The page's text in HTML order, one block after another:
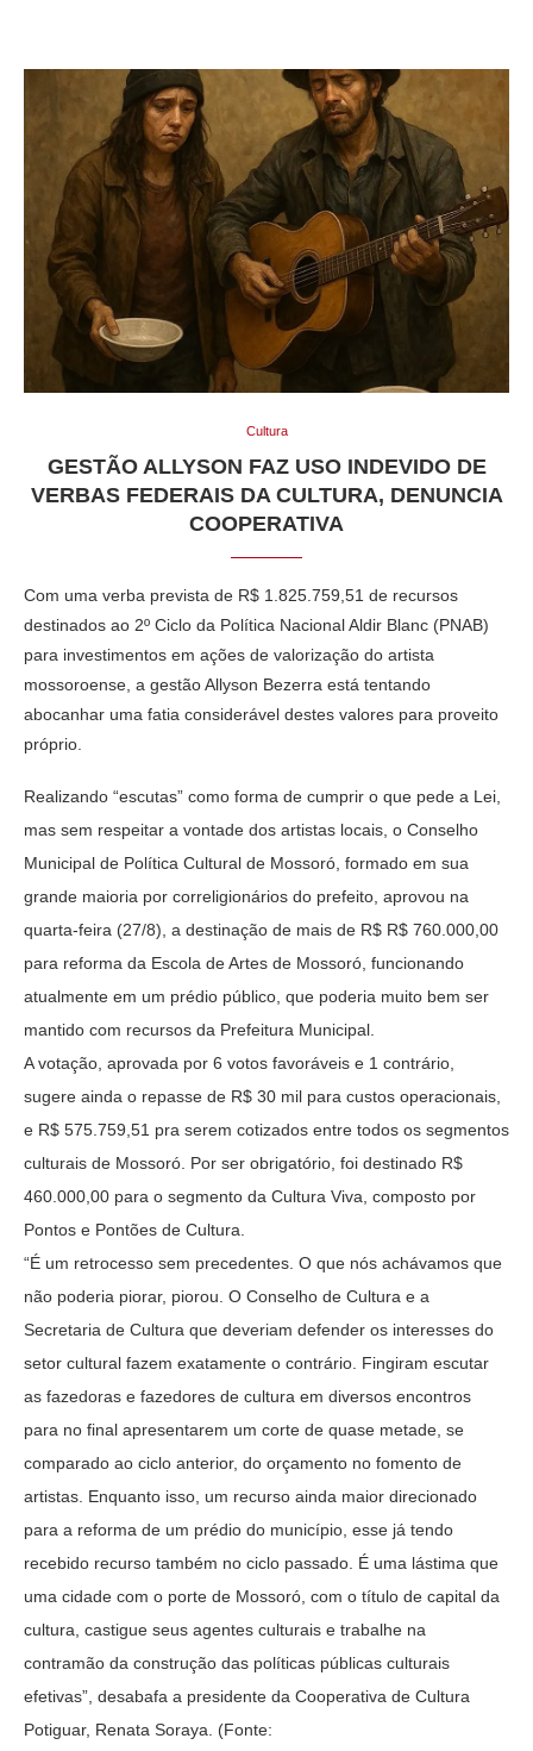
Cultura
GESTÃO ALLYSON FAZ USO INDEVIDO DE
VERBAS FEDERAIS DA CULTURA, DENUNCIA
COOPERATIVA
Com uma verba prevista de R$ 1.825.759,51 de recursos
destinados ao 2º Ciclo da Política Nacional Aldir Blanc (PNAB)
para investimentos em ações de valorização do artista
mossoroense, a gestão Allyson Bezerra está tentando
abocanhar uma fatia considerável destes valores para proveito
próprio.
Realizando “escutas” como forma de cumprir o que pede a Lei,
mas sem respeitar a vontade dos artistas locais, o Conselho
Municipal de Política Cultural de Mossoró, formado em sua
grande maioria por correligionários do prefeito, aprovou na
quarta-feira (27/8), a destinação de mais de R$ R$ 760.000,00
para reforma da Escola de Artes de Mossoró, funcionando
atualmente em um prédio público, que poderia muito bem ser
mantido com recursos da Prefeitura Municipal.
A votação, aprovada por 6 votos favoráveis e 1 contrário,
sugere ainda o repasse de R$ 30 mil para custos operacionais,
e R$ 575.759,51 pra serem cotizados entre todos os segmentos
culturais de Mossoró. Por ser obrigatório, foi destinado R$
460.000,00 para o segmento da Cultura Viva, composto por
Pontos e Pontões de Cultura.
“É um retrocesso sem precedentes. O que nós achávamos que
não poderia piorar, piorou. O Conselho de Cultura e a
Secretaria de Cultura que deveriam defender os interesses do
setor cultural fazem exatamente o contrário. Fingiram escutar
as fazedoras e fazedores de cultura em diversos encontros
para no final apresentarem um corte de quase metade, se
comparado ao ciclo anterior, do orçamento no fomento de
artistas. Enquanto isso, um recurso ainda maior direcionado
para a reforma de um prédio do município, esse já tendo
recebido recurso também no ciclo passado. É uma lástima que
uma cidade com o porte de Mossoró, com o título de capital da
cultura, castigue seus agentes culturais e trabalhe na
contramão da construção das políticas públicas culturais
efetivas”, desabafa a presidente da Cooperativa de Cultura
Potiguar, Renata Soraya. (Fonte: